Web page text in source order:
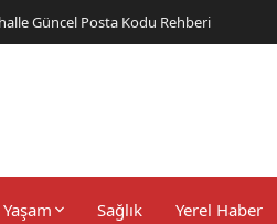
Yaşam Sağlık Yerel Haber